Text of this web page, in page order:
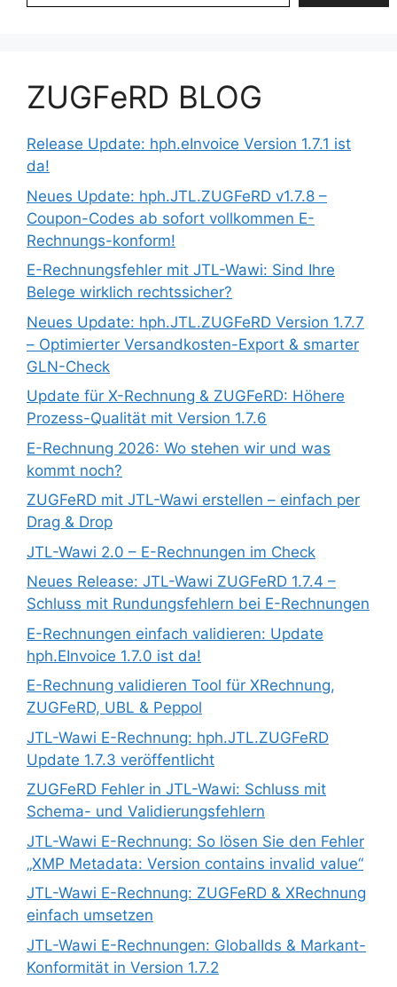
ZUGFeRD BLOG
Release Update: hph.eInvoice Version 1.7.1 ist
da!
Neues Update: hph.JTL.ZUGFeRD v1.7.8 –
Coupon-Codes ab sofort vollkommen E-
Rechnungs-konform!
E-Rechnungsfehler mit JTL-Wawi: Sind Ihre
Belege wirklich rechtssicher?
Neues Update: hph.JTL.ZUGFeRD Version 1.7.7
– Optimierter Versandkosten-Export & smarter
GLN-Check
Update für X-Rechnung & ZUGFeRD: Höhere
Prozess-Qualität mit Version 1.7.6
E-Rechnung 2026: Wo stehen wir und was
kommt noch?
ZUGFeRD mit JTL-Wawi erstellen – einfach per
Drag & Drop
JTL-Wawi 2.0 – E-Rechnungen im Check
Neues Release: JTL-Wawi ZUGFeRD 1.7.4 –
Schluss mit Rundungsfehlern bei E-Rechnungen
E-Rechnungen einfach validieren: Update
hph.EInvoice 1.7.0 ist da!
E-Rechnung validieren Tool für XRechnung,
ZUGFeRD, UBL & Peppol
JTL-Wawi E-Rechnung: hph.JTL.ZUGFeRD
Update 1.7.3 veröffentlicht
ZUGFeRD Fehler in JTL-Wawi: Schluss mit
Schema- und Validierungsfehlern
JTL-Wawi E-Rechnung: So lösen Sie den Fehler
„XMP Metadata: Version contains invalid value“
JTL-Wawi E-Rechnung: ZUGFeRD & XRechnung
einfach umsetzen
JTL-Wawi E-Rechnungen: GlobalIds & Markant-
Konformität in Version 1.7.2